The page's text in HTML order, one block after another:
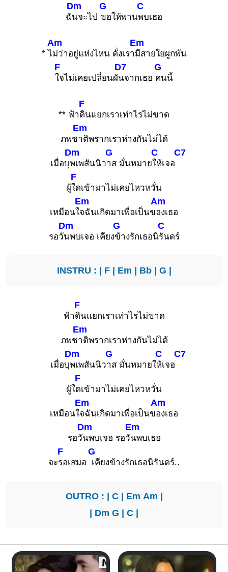
ฉั
Dm
นจะไป
G
ขอให้พาน
C
พบเธอ
* ไ
Am
ม่ว่าอยู่แห่งไหน ดั่งเรา
Em
มีสายใยผูกพัน
F
ใจไม่เคยเปลี่ยนผั
D7
นจากเธอ
G
คนนี้
** ฟ้า
F
ดินแยกเราเท่าไรไม่ขาด
ภพช
Em
าติพรากเราห่างกันไม่ได้
เมื่อบุ
Dm
พเพสันนิว
G
าส มั่นหมาย
C
ให้เจอ
C7
ผู้
F
ใดเข้ามาไม่เคยไหวหวั่น
เหมือนใ
Em
จฉันเกิดมาเพื่อเป็นข
Am
องเธอ
รอวั
Dm
นพบเจอ เคียง
G
ข้างรักเธอนิ
C
รันดร์
INSTRU : | F| Em | Bb| G |
ฟ้า
F
ดินแยกเราเท่าไรไม่ขาด
ภพช
Em
าติพรากเราห่างกันไม่ได้
เมื่อบุ
Dm
พเพสันนิว
G
าส มั่นหมายใ
C
ห้เจอ
C7
ผู้ใ
F
ดเข้ามาไม่เคยไหวหวั่น
เหมือนใ
Em
จฉันเกิดมาเพื่อเป็นข
Am
องเธอ
รอวั
Dm
นพบเจอ รอวั
Em
นพบเธอ
จะ
F
รอเสมอ
G
เคียงข้างรักเธอนิรันดร์..
OUTRO : | C| Em Am |
| Dm G | C |